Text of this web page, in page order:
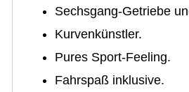
Sechsgang-Getriebe
Kurvenkünstler.
Pures Sport-Feeling.
Fahrspaß inklusive.